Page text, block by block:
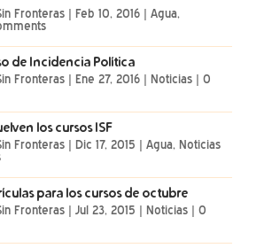
Fronteras| Feb 10, 2016| Agua,
de Incidencia Política
Fronteras| Ene 27, 2016| Noticias| 0
los cursos ISF
Fronteras| Dic 17, 2015 | Agua, Noticias
para los cursos de octubre
Fronteras| Jul 23, 2015 | Noticias| 0